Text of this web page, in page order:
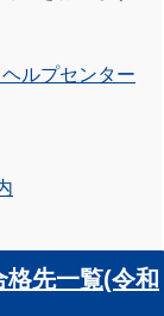
ルプセンター
格先一覧(令和